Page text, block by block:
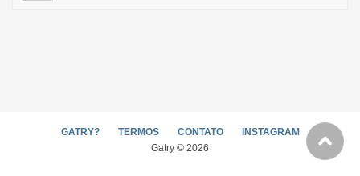
GATRY? TERMOS CONTATO
INSTAGRAM
Gatry © 2026